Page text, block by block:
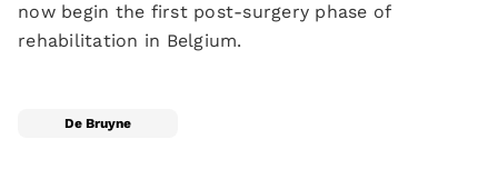
now begin the first post-surgery phase of
rehabilitation in Belgium.
De Bruyne